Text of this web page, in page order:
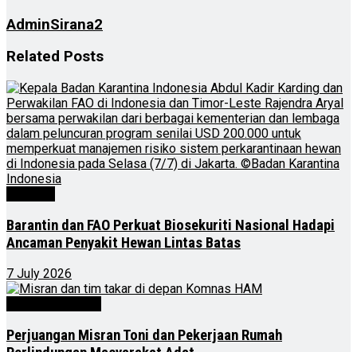
AdminSirana2
Related Posts
Barantin dan FAO Perkuat Biosekuriti Nasional Hadapi
Ancaman Penyakit Hewan Lintas Batas
7 July 2026
Perjuangan Misran Toni dan Pekerjaan Rumah